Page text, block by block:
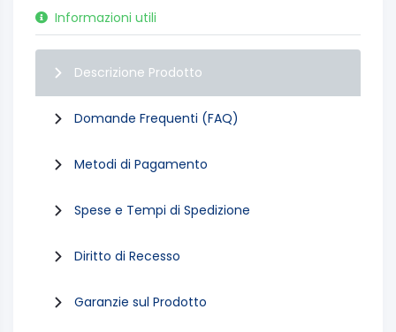
Informazioni utili
Descrizione Prodotto
Domande Frequenti (FAQ)
Metodi di Pagamento
Spese e Tempi di Spedizione
Diritto di Recesso
Garanzie sul Prodotto